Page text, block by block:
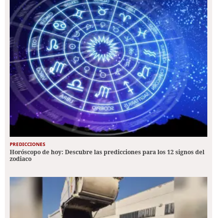
PREDICCIONES
Horóscopo de hoy: Descubre las predicciones para los 12 signos del
zodiaco